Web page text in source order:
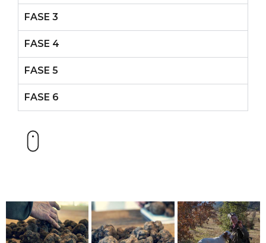
FASE 3
FASE 4
FASE 5
FASE 6